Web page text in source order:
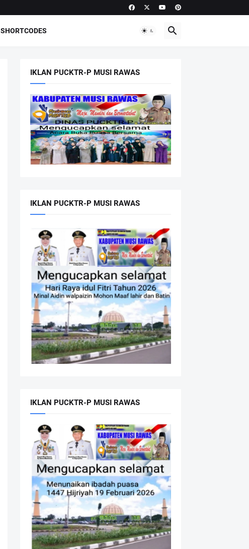
SHORTCODES
IKLAN PUCKTR-P MUSI RAWAS
IKLAN PUCKTR-P MUSI RAWAS
IKLAN PUCKTR-P MUSI RAWAS